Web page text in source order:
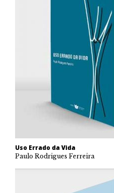
Uso Errado da Vida
Paulo Rodrigues Ferreira